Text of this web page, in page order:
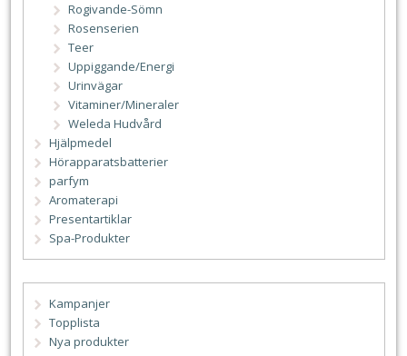
Rogivande-Sömn
Rosenserien
Teer
Uppiggande/Energi
Urinvägar
Vitaminer/Mineraler
Weleda Hudvård
Hjälpmedel
Hörapparatsbatterier
parfym
Aromaterapi
Presentartiklar
Spa-Produkter
Kampanjer
Topplista
Nya produkter